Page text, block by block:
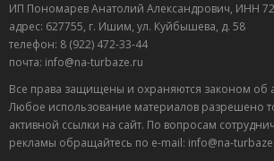
ИП Пономарев Анатолий Александрович, ИНН
адрес: 627755, г. Ишим, ул. Куйбышева, д. 58
телефон: 8 (922) 472-33-44
почта: info@na-turbaze.ru
Все права защищены и охраняются законом об
Любое использование материалов разрешено
активной ссылки на сайт. По вопросам
рекламы обращайтесь по e-mail: info@na-